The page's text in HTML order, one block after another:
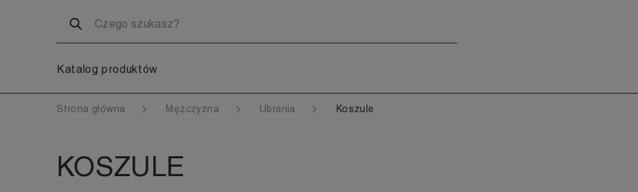
Katalog produktów
Strona główna Mężczyzna Ubrania Koszule
KOSZULE